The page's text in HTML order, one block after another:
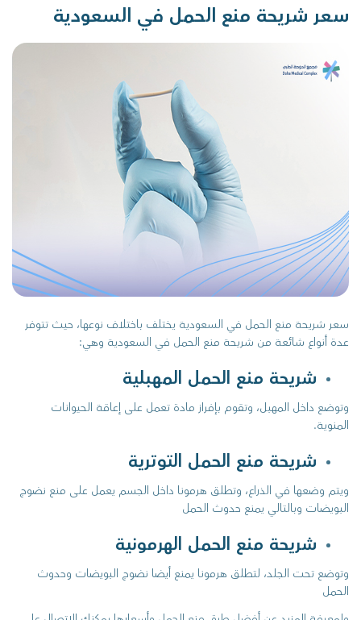
سعر شريحة منع الحمل في السعودية
سعر شريحة منع الحمل في السعودية يختلف باختلاف نوعها، حيث تتوفر
عدة أنواع شائعة من شريحة منع الحمل في السعودية وهي:
شريحة منع الحمل المهبلية
وتوضع داخل المهبل، وتقوم بإفراز مادة تعمل على إعاقة الحيوانات
المنوية.
شريحة منع الحمل التوترية
ويتم وضعها في الذراع، وتطلق هرمونا داخل الجسم يعمل على منع نضوج
البويضات وبالتالي يمنع حدوث الحمل
شريحة منع الحمل الهرمونية
وتوضع تحت الجلد، لتطلق هرمونا يمنع أيضا نضوج البويضات وحدوث
الحمل